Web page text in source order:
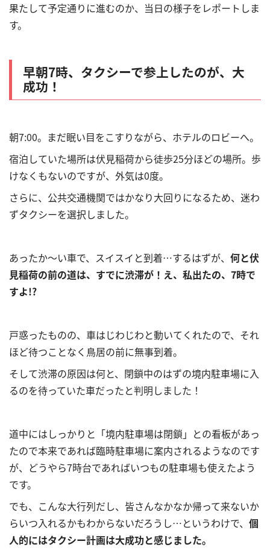
果たして予定通りに進むのか、当日の様子をレポートしま
す。
早朝7時、タクシーで参上したのが、大
成功！
朝7:00。まだ眠い目をこすりながら、ホテルのロビーへ。
宿泊していた場所は伏見稲荷から徒歩25分ほどの場所。歩
けなくもないのですが、外気は0度。
さらに、公共交通機関ではかなり大回りになるため、迷わ
ずタクシーを選択しました。
あったか～い車で、スイスイと到着…するはずが、 何と伏
見稲荷の前の道は、すでに渋滞が！え、私出たの、7時で
すよ!?
戸惑ったものの、車はじわじわと動いてくれたので、それ
ほど待つことなく鳥居の前に無事到着。
そして渋滞の原因は何と、閉鎖中のはずの境内駐車場に入
るのを待っていた車だったと判明しました！
道中にはしっかりと「境内駐車場は閉鎖」との看板があっ
たので本来であれば臨時駐車場に案内されるようなのです
が、どうやら7時台であればいつもの駐車場も使えたよう
です。
でも、こんな大行列だし、皆さんなかなか帰って来ないか
らいつ入れるかもわからないだろうし…というわけで、 個
人的にはタクシー計画は大成功と感じました。